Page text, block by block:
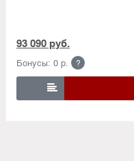
93 090 руб.
Бонусы: 0 р. ?
